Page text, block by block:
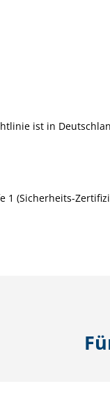
ist in
1 (Sicherheits-